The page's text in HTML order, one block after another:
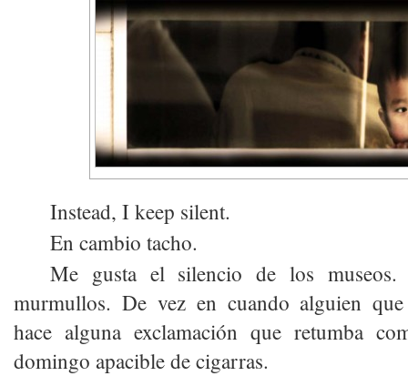
Instead, I keep silent.
En cambio tacho.
Me gusta el silencio de los
murmullos. De vez en cuando alguien que
hace alguna exclamación que retumba
domingo apacible de cigarras.